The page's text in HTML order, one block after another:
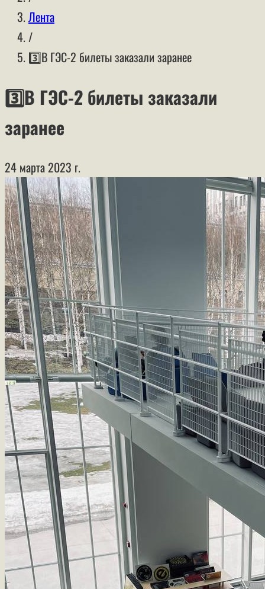
Лента
/
3️⃣В ГЭС-2 билеты заказали заранее
3️⃣В ГЭС-2 билеты заказали
заранее
24 марта 2023 г.